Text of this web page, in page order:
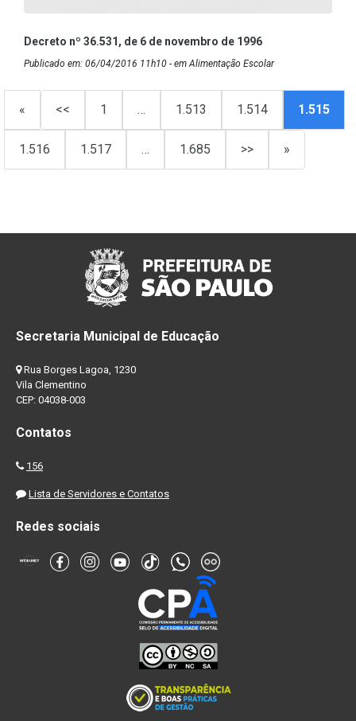
Decreto nº 36.531, de 6 de novembro de 1996
Publicado em: 06/04/2016 11h10 - em Alimentação Escolar
« << 1 … 1.513 1.514 1.515
1.516 1.517 … 1.685 >> »
Secretaria Municipal de Educação
Rua Borges Lagoa, 1230
Vila Clementino
CEP: 04038-003
Contatos
156
Lista de Servidores e Contatos
Redes sociais